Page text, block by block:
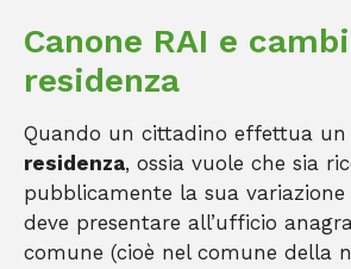
Canone RAI e
residenza
Quando un cittadino effettua un
residenza, ossia vuole che sia
pubblicamente la sua
deve presentare all’ufficio
comune (cioè nel comune della